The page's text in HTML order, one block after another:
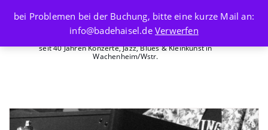
seit 40 Jahren Konzerte, Jazz, Blues & Kleinkunst in
Wachenheim/Wstr.
bei Problemen bei der Buchung, bitte eine kurze Mail an:
info@badehaisel.de Verwerfen